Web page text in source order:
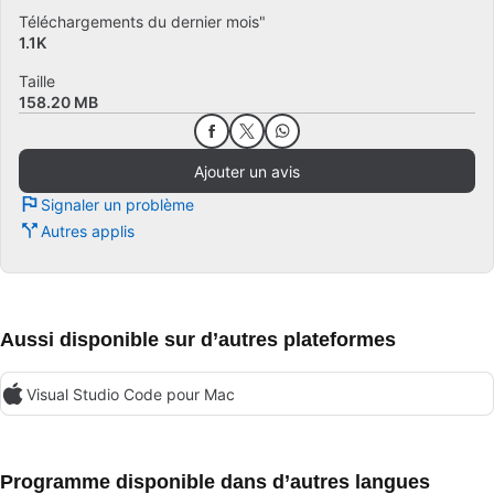
Téléchargements du dernier mois"
1.1K
Taille
158.20 MB
Ajouter un avis
Signaler un problème
Autres applis
Aussi disponible sur d’autres plateformes
Visual Studio Code pour Mac
Programme disponible dans d’autres langues